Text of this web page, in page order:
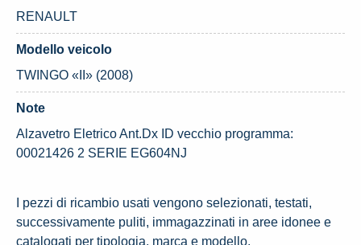
RENAULT
Modello veicolo
TWINGO «II» (2008)
Note
Alzavetro Eletrico Ant.Dx ID vecchio programma:
00021426 2 SERIE EG604NJ
I pezzi di ricambio usati vengono selezionati, testati,
successivamente puliti, immagazzinati in aree idonee e
catalogati per tipologia, marca e modello.